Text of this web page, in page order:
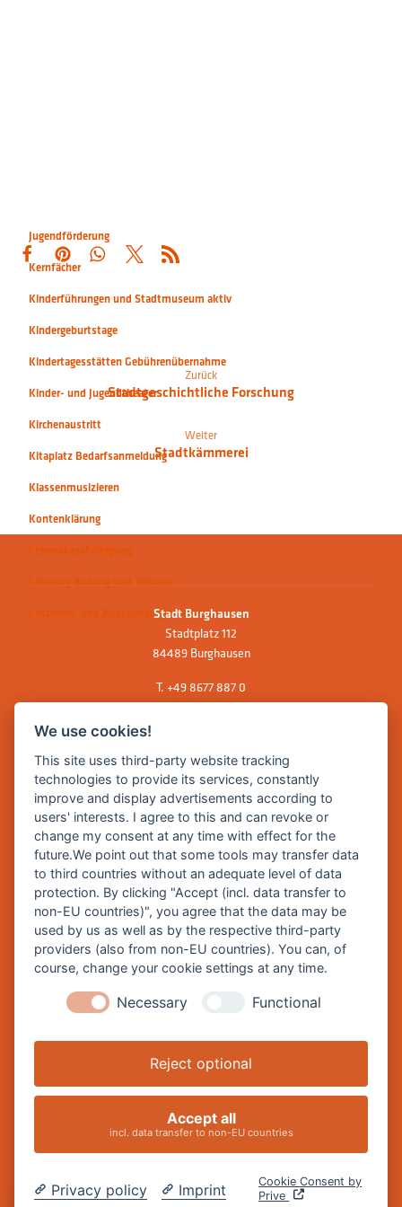
Jugendförderung
Kernfächer
Kinderführungen und Stadtmuseum aktiv
Kindergeburtstage
Kindertagesstätten Gebührenübernahme
Kinder- und Jugendtheater
Kirchenaustritt
Kitaplatz Bedarfsanmeldung
Klassenmusizieren
Kontenklärung
Lebensbescheinigung
Leistung Bildung und Teilhabe
Lotterien- und Ausspielungserlaubnis
Marketingservice
Marktrecht
Zurück
Stadtgeschichtliche Forschung
Weiter
Stadtkämmerei
Stadt Burghausen
Stadtplatz 112
84489 Burghausen
T. +49 8677 887 0
E Mail:
Zentrale Webseite der Stadt Burghausen:
www.burghausen.de
Burghausen in leichter Sprache
So funktioniert burghausen.de
Inhalte von burghausen.de
Datenschutz
Barrierefreiheitserklärung
Cookie-Einstellungen ändern
We use cookies!
This site uses third-party website tracking
technologies to provide its services, constantly
improve and display advertisements according to
users' interests. I agree to this and can revoke or
change my consent at any time with effect for the
future.We point out that some tools may transfer data
to third countries without an adequate level of data
protection. By clicking "Accept (incl. data transfer to
non-EU countries)", you agree that the data may be
used by us as well as by the respective third-party
providers (also from non-EU countries). You can, of
course, change your cookie settings at any time.
Necessary Functional
Reject optional
Accept all
incl. data transfer to non-EU countries
Privacy policy
Imprint
Cookie Consent by
Prive